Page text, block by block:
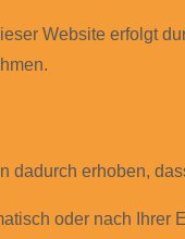
Website erfolgt
dadurch erhoben,
oder nach Ihrer